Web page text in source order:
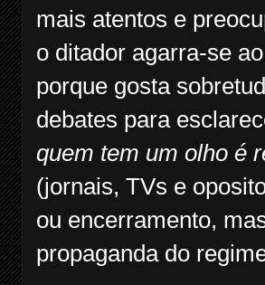
mais atentos e
o ditador agarra-se
porque gosta
debates para
quem tem um olho é
(jornais, TVs e
ou encerramento,
propaganda do